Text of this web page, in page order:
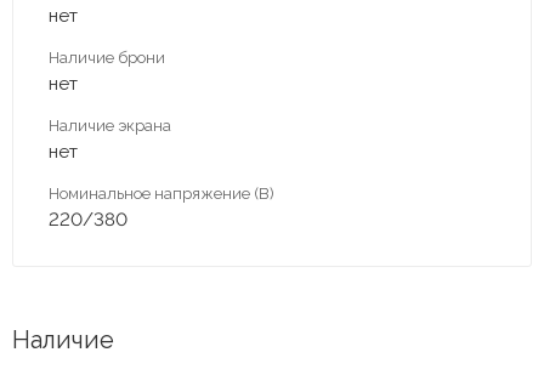
нет
Наличие брони
нет
Наличие экрана
нет
Номинальное напряжение (В)
220/380
Наличие